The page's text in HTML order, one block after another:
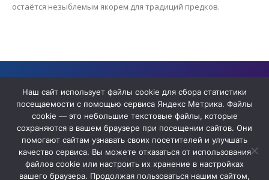
остаётся незыблемым якорем для традиций предков.
прекратившего деятельность в качестве СМИ
Наш сайт использует файлы cookie для сбора статистики
посещаемости с помощью сервиса Яндекс Метрика. Файлы
cookie — это небольшие текстовые файлы, которые
сохраняются в вашем браузере при посещении сайтов. Они
помогают сайтам узнавать своих посетителей и улучшать
качество сервиса. Вы можете отказаться от использования
файлов cookie или настроить их хранение в настройках
вашего браузера. Продолжая пользоваться нашим сайтом,